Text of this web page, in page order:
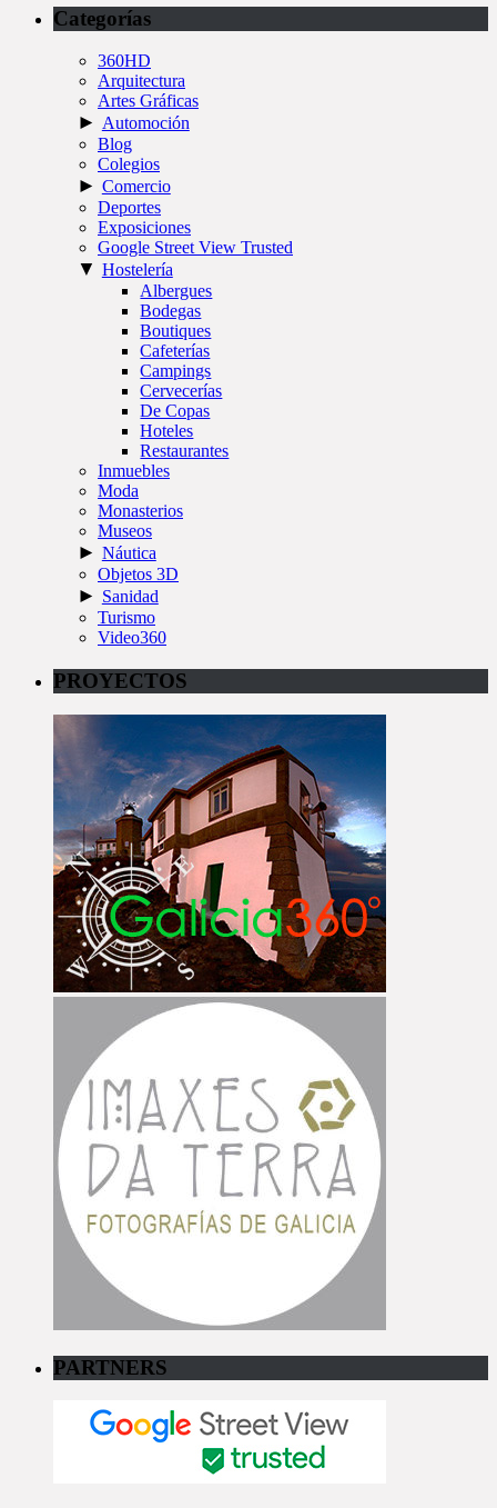
Categorías
360HD
Arquitectura
Artes Gráficas
► Automoción
Blog
Colegios
► Comercio
Deportes
Exposiciones
Google Street View Trusted
▼ Hostelería
Albergues
Bodegas
Boutiques
Cafeterías
Campings
Cervecerías
De Copas
Hoteles
Restaurantes
Inmuebles
Moda
Monasterios
Museos
► Náutica
Objetos 3D
► Sanidad
Turismo
Video360
PROYECTOS
PARTNERS